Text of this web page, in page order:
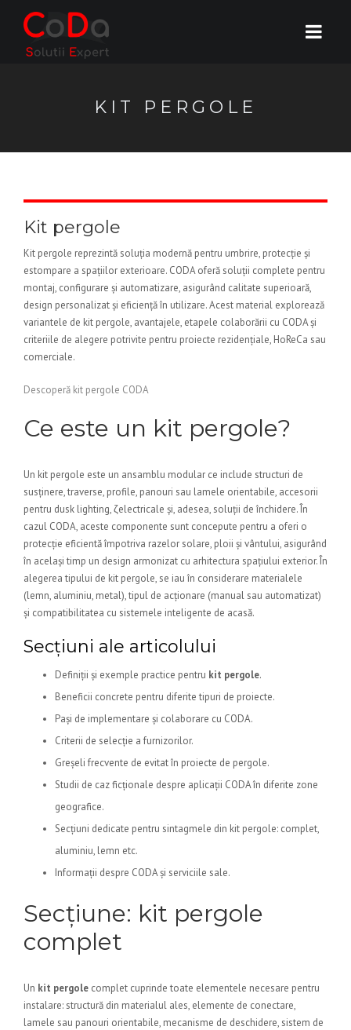
KIT PERGOLE
Kit pergole
Kit pergole reprezintă soluția modernă pentru umbrire, protecție și
estompare a spațiilor exterioare. CODA oferă soluții complete pentru
montaj, configurare și automatizare, asigurând calitate superioară,
design personalizat și eficiență în utilizare. Acest material explorează
variantele de kit pergole, avantajele, etapele colaborării cu CODA și
criteriile de alegere potrivite pentru proiecte rezidențiale, HoReCa sau
comerciale.
Descoperă kit pergole CODA
Ce este un kit pergole?
Un kit pergole este un ansamblu modular ce include structuri de
susținere, traverse, profile, panouri sau lamele orientabile, accesorii
pentru dusk lighting, ζelectricale și, adesea, soluții de închidere. În
cazul CODA, aceste componente sunt concepute pentru a oferi o
protecție eficientă împotriva razelor solare, ploii și vântului, asigurând
în același timp un design armonizat cu arhitectura spațiului exterior. În
alegerea tipului de kit pergole, se iau în considerare materialele
(lemn, aluminiu, metal), tipul de acționare (manual sau automatizat)
și compatibilitatea cu sistemele inteligente de acasă.
Secțiuni ale articolului
Definiții și exemple practice pentru kit pergole.
Beneficii concrete pentru diferite tipuri de proiecte.
Pași de implementare și colaborare cu CODA.
Criterii de selecție a furnizorilor.
Greșeli frecvente de evitat în proiecte de pergole.
Studii de caz ficționale despre aplicații CODA în diferite zone
geografice.
Secțiuni dedicate pentru sintagmele din kit pergole: complet,
aluminiu, lemn etc.
Informații despre CODA și serviciile sale.
Secțiune: kit pergole
complet
Un kit pergole complet cuprinde toate elementele necesare pentru
instalare: structură din materialul ales, elemente de conectare,
lamele sau panouri orientabile, mecanisme de deschidere, sistem de